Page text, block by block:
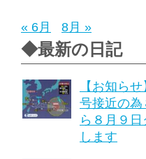
« 6月 8月 »
◆最新の日記
【お知ら
号接近の
ら８月９
します